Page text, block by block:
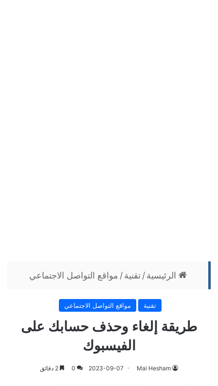
الرئيسية / تقنية / مواقع التواصل الاجتماعي
تقنية مواقع التواصل الاجتماعي
طريقة إلغاء وحذف حسابك على
الفيسبوك
Mai Hesham
2023-09-07
0